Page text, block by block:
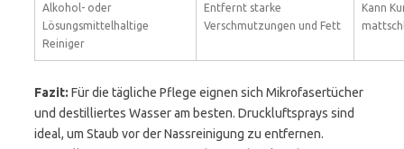
Alkohol- oder
Lösungsmittelhaltige
Reiniger
Entfernt starke
Verschmutzungen und Fett
Kann
Fazit: Für die tägliche Pflege eignen sich Mikrofasertücher
und destilliertes Wasser am besten. Druckluftsprays sind
ideal, um Staub vor der Nassreinigung zu entfernen.